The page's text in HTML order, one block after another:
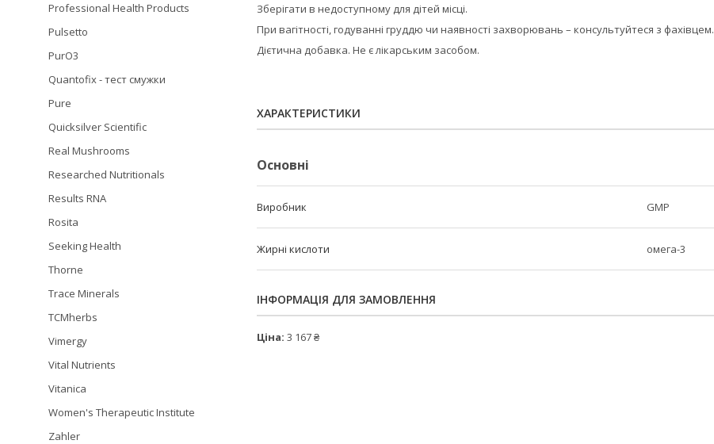
Зберігати в недоступному для дітей місці.
При вагітності, годуванні груддю чи наявності захворювань – консультуйтеся з фахівцем.
Дієтична добавка. Не є лікарським засобом.
ХАРАКТЕРИСТИКИ
Основні
Виробник GMP
Жирні кислоти омега-3
ІНФОРМАЦІЯ ДЛЯ ЗАМОВЛЕННЯ
Ціна: 3 167 ₴
Professional Health Products
Pulsetto
PurO3
Quantofix - тест смужки
Pure
Quicksilver Scientific
Real Mushrooms
Researched Nutritionals
Results RNA
Rosita
Seeking Health
Thorne
Trace Minerals
TCMherbs
Vimergy
Vital Nutrients
Vitanica
Women's Therapeutic Institute
Zahler